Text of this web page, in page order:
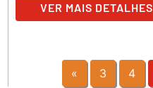
VER MAIS DETALHES
« 3 4